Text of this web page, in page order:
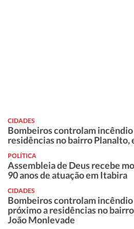
CIDADES
Bombeiros controlam
residências no bairro Planalto,
POLÍTICA
Assembleia de Deus recebe
90 anos de atuação em Itabira
CIDADES
Bombeiros controlam
próximo a residências no
João Monlevade